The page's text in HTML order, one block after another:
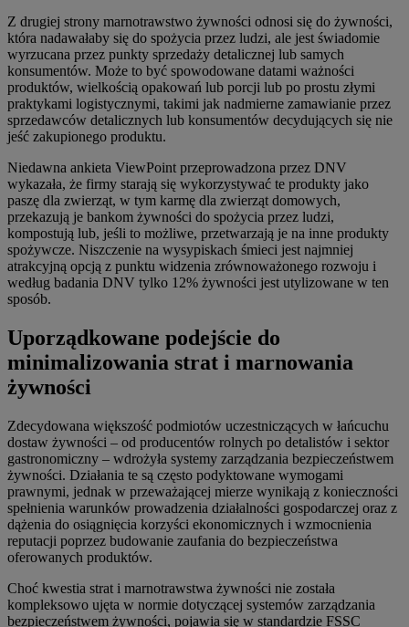
Z drugiej strony marnotrawstwo żywności odnosi się do żywności,
która nadawałaby się do spożycia przez ludzi, ale jest świadomie
wyrzucana przez punkty sprzedaży detalicznej lub samych
konsumentów. Może to być spowodowane datami ważności
produktów, wielkością opakowań lub porcji lub po prostu złymi
praktykami logistycznymi, takimi jak nadmierne zamawianie przez
sprzedawców detalicznych lub konsumentów decydujących się nie
jeść zakupionego produktu.
Niedawna ankieta ViewPoint przeprowadzona przez DNV
wykazała, że firmy starają się wykorzystywać te produkty jako
paszę dla zwierząt, w tym karmę dla zwierząt domowych,
przekazują je bankom żywności do spożycia przez ludzi,
kompostują lub, jeśli to możliwe, przetwarzają je na inne produkty
spożywcze. Niszczenie na wysypiskach śmieci jest najmniej
atrakcyjną opcją z punktu widzenia zrównoważonego rozwoju i
według badania DNV tylko 12% żywności jest utylizowane w ten
sposób.
Uporządkowane podejście do
minimalizowania strat i marnowania
żywności
Zdecydowana większość podmiotów uczestniczących w łańcuchu
dostaw żywności – od producentów rolnych po detalistów i sektor
gastronomiczny – wdrożyła systemy zarządzania bezpieczeństwem
żywności. Działania te są często podyktowane wymogami
prawnymi, jednak w przeważającej mierze wynikają z konieczności
spełnienia warunków prowadzenia działalności gospodarczej oraz z
dążenia do osiągnięcia korzyści ekonomicznych i wzmocnienia
reputacji poprzez budowanie zaufania do bezpieczeństwa
oferowanych produktów.
Choć kwestia strat i marnotrawstwa żywności nie została
kompleksowo ujęta w normie dotyczącej systemów zarządzania
bezpieczeństwem żywności, pojawia się w standardzie FSSC